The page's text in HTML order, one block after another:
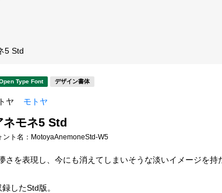
5 Std
Type Font デザイン書体
ヤ モトヤ
ネモネ5 Std
ト名： MotoyaAnemoneStd-W5
さを表現し、今にも消えてしまいそうな淡いイメージを
したStd版。